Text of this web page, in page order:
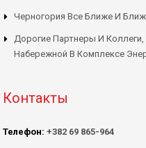
Черногория Все Ближе И
Дорогие Партнеры И
Набережной В Комплексе
Контакты
Телефон: +382 69 865-964